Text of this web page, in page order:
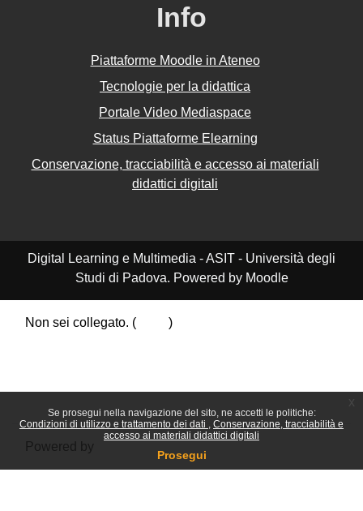
Se prosegui nella navigazione del sito, ne accetti le politiche:
Condizioni di utilizzo e trattamento dei dati
Conservazione, tracciabilità e
accesso ai materiali didattici digitali
Prosegui
Info
Piattaforme Moodle in Ateneo
Tecnologie per la didattica
Portale Video Mediaspace
Status Piattaforme Elearning
Conservazione, tracciabilità e accesso ai materiali
didattici digitali
Digital Learning e Multimedia - ASIT - Università degli
Studi di Padova. Powered by Moodle
Non sei collegato. (
)
Powered by